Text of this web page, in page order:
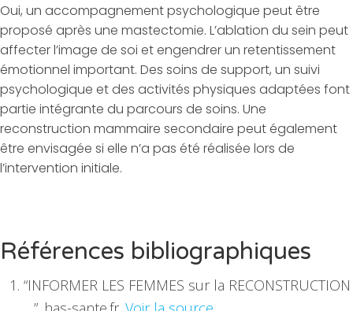
Oui, un accompagnement psychologique peut être
proposé après une mastectomie. L’ablation du sein peut
affecter l’image de soi et engendrer un retentissement
émotionnel important. Des soins de support, un suivi
psychologique et des activités physiques adaptées font
partie intégrante du parcours de soins. Une
reconstruction mammaire secondaire peut également
être envisagée si elle n’a pas été réalisée lors de
l’intervention initiale.
Références bibliographiques
“INFORMER LES FEMMES sur la RECONSTRUCTION